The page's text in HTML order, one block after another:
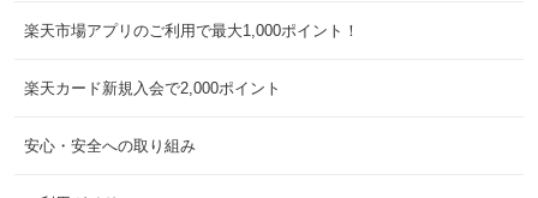
楽天市場アプリのご利用で最大1,000ポイント！
楽天カード新規入会で2,000ポイント
安心・安全への取り組み